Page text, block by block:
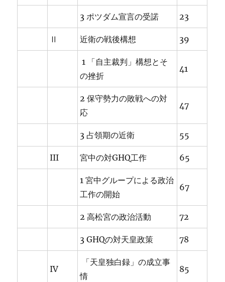
3 ポツダム宣言の受諾 23
Ⅱ 近衛の戦後構想 39
1 「自主裁判」構想とそ
の挫折
41
2 保守勢力の敗戦への対
応
47
3 占領期の近衛 55
III 宮中の対GHQ工作 65
1 宮中グループによる政治
工作の開始
67
2 高松宮の政治活動 72
3 GHQの対天皇政策 78
IV
「天皇独白録」の成立事
情
85